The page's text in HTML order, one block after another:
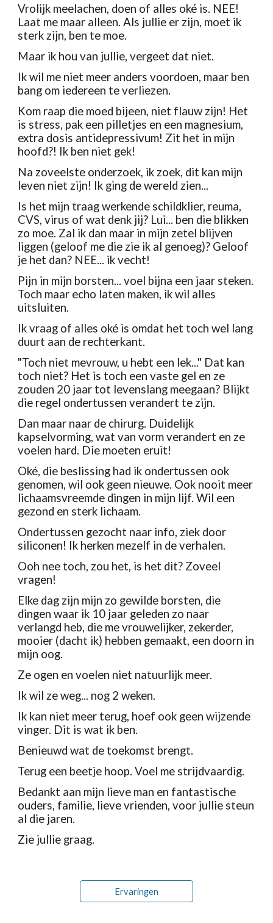
Vrolijk meelachen, doen of alles oké is. NEE!
Laat me maar alleen. Als jullie er zijn, moet ik
sterk zijn, ben te moe.
Maar ik hou van jullie, vergeet dat niet.
Ik wil me niet meer anders voordoen, maar ben
bang om iedereen te verliezen.
Kom raap die moed bijeen, niet flauw zijn! Het
is stress, pak een pilletjes en een magnesium,
extra dosis antidepressivum! Zit het in mijn
hoofd?! Ik ben niet gek!
Na zoveelste onderzoek, ik zoek, dit kan mijn
leven niet zijn! Ik ging de wereld zien...
Is het mijn traag werkende schildklier, reuma,
CVS, virus of wat denk jij? Lui... ben die blikken
zo moe. Zal ik dan maar in mijn zetel blijven
liggen (geloof me die zie ik al genoeg)? Geloof
je het dan? NEE... ik vecht!
Pijn in mijn borsten... voel bijna een jaar steken.
Toch maar echo laten maken, ik wil alles
uitsluiten.
Ik vraag of alles oké is omdat het toch wel lang
duurt aan de rechterkant.
"Toch niet mevrouw, u hebt een lek..." Dat kan
toch niet? Het is toch een vaste gel en ze
zouden 20 jaar tot levenslang meegaan? Blijkt
die regel ondertussen verandert te zijn.
Dan maar naar de chirurg. Duidelijk
kapselvorming, wat van vorm verandert en ze
voelen hard. Die moeten eruit!
Oké, die beslissing had ik ondertussen ook
genomen, wil ook geen nieuwe. Ook nooit meer
lichaamsvreemde dingen in mijn lijf. Wil een
gezond en sterk lichaam.
Ondertussen gezocht naar info, ziek door
siliconen! Ik herken mezelf in de verhalen.
Ooh nee toch, zou het, is het dit? Zoveel
vragen!
Elke dag zijn mijn zo gewilde borsten, die
dingen waar ik 10 jaar geleden zo naar
verlangd heb, die me vrouwelijker, zekerder,
mooier (dacht ik) hebben gemaakt, een doorn in
mijn oog.
Ze ogen en voelen niet natuurlijk meer.
Ik wil ze weg... nog 2 weken.
Ik kan niet meer terug, hoef ook geen wijzende
vinger. Dit is wat ik ben.
Benieuwd wat de toekomst brengt.
Terug een beetje hoop. Voel me strijdvaardig.
Bedankt aan mijn lieve man en fantastische
ouders, familie, lieve vrienden, voor jullie steun
al die jaren.
Zie jullie graag.
Ervaringen